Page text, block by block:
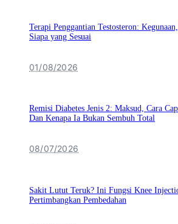
Terapi Penggantian Testosteron:
Siapa yang Sesuai
01/08/2026
Remisi Diabetes Jenis 2: Maksud, Cara
Dan Kenapa Ia Bukan Sembuh Total
08/07/2026
Sakit Lutut Teruk? Ini Fungsi Knee
Pertimbangkan Pembedahan